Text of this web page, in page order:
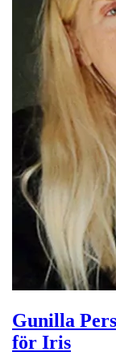
Gunilla
för Iris